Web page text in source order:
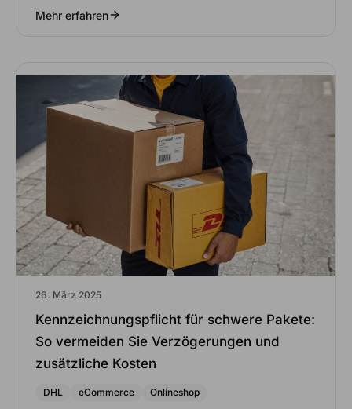
Mehr erfahren
26. März 2025
Kennzeichnungspflicht für schwere Pakete:
So vermeiden Sie Verzögerungen und
zusätzliche Kosten
DHL eCommerce Onlineshop